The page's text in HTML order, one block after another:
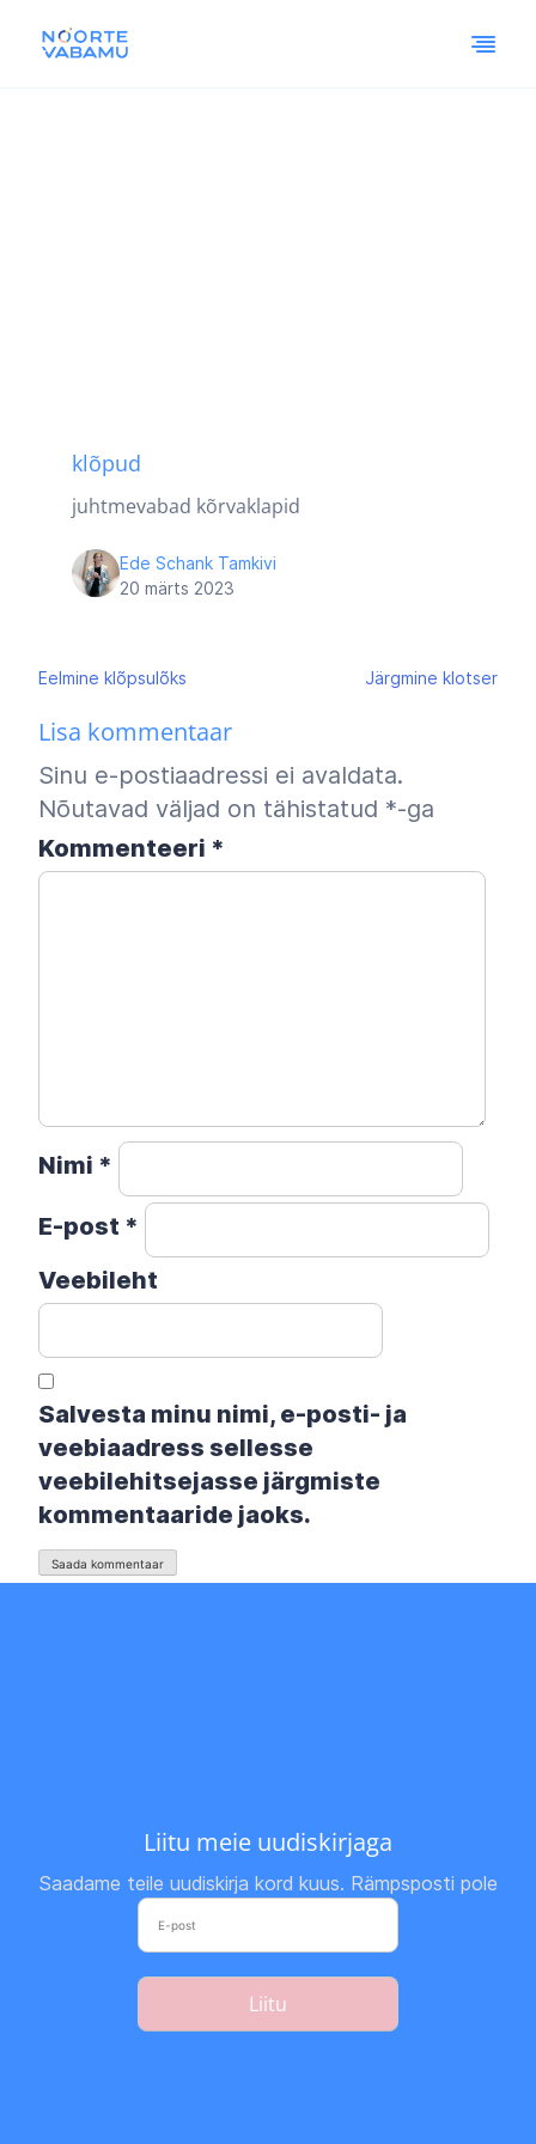
klõpud
juhtmevabad kõrvaklapid
Ede Schank Tamkivi
20 märts 2023
Navigeerimine
Eelmine klõpsulõks Järgmine klotser
Lisa kommentaar
Sinu e-postiaadressi ei avaldata.
Nõutavad väljad on tähistatud *-ga
Kommenteeri *
Nimi *
E-post *
Veebileht
Salvesta minu nimi, e-posti- ja
veebiaadress sellesse
veebilehitsejasse järgmiste
kommentaaride jaoks.
Liitu meie uudiskirjaga
Saadame teile uudiskirja kord kuus. Rämpsposti pole
Liitu